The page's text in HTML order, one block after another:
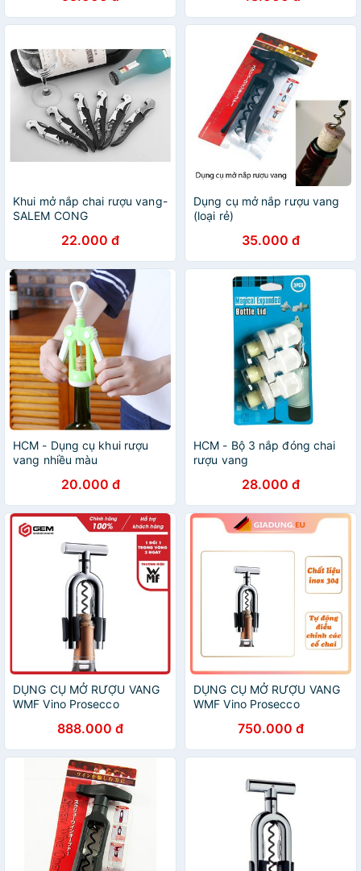
Khui mở nắp chai rượu vang-
SALEM CONG
22.000 đ
Dụng cụ mở nắp rượu vang
(loại rẻ)
35.000 đ
HCM - Dụng cụ khui rượu
vang nhiều màu
20.000 đ
HCM - Bộ 3 nắp đóng chai
rượu vang
28.000 đ
DỤNG CỤ MỞ RƯỢU VANG
WMF Vino Prosecco
888.000 đ
DỤNG CỤ MỞ RƯỢU VANG
WMF Vino Prosecco
750.000 đ